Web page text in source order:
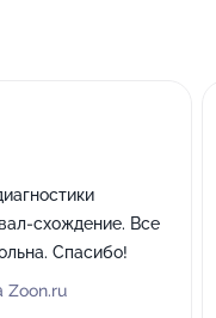
схождение. Все
Спасибо!
Zoon.ru